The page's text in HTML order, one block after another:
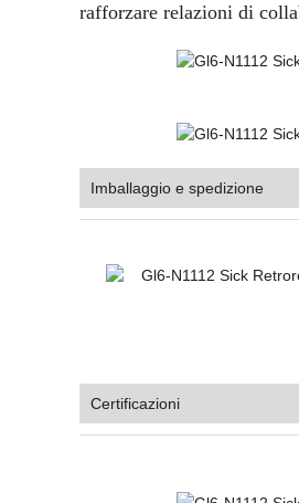
rafforzare relazioni di
Imballaggio e spedizione
Certificazioni